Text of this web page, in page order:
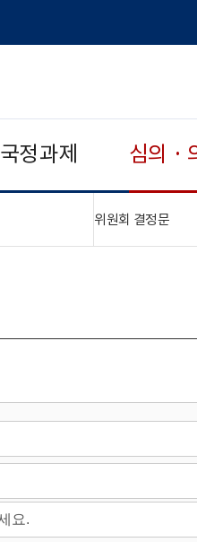
국정과제 심의 ·
위원회 결정문"접